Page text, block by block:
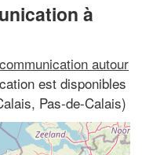
à
autour
est disponibles
Pas-de-Calais)